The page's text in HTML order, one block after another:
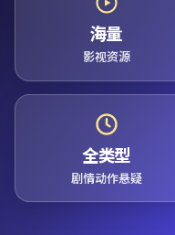
海量
影视资源
全类型
剧情动作悬疑